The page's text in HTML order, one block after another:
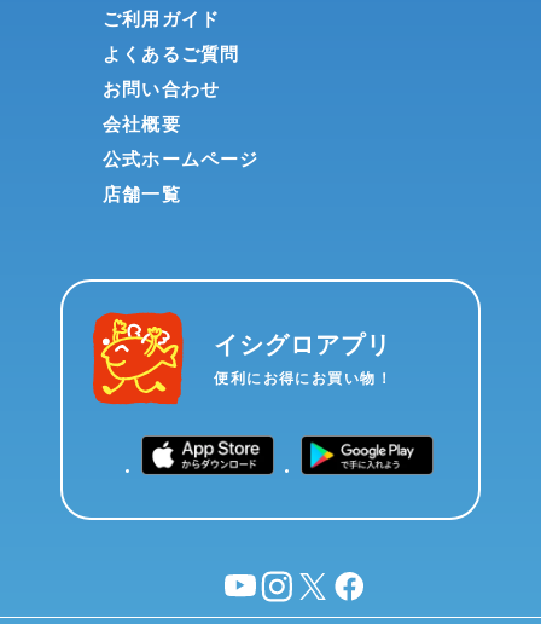
ご利用ガイド
よくあるご質問
お問い合わせ
会社概要
公式ホームページ
店舗一覧
イシグロアプリ
便利にお得にお買い物！
YouTubeinstagram
X facebook